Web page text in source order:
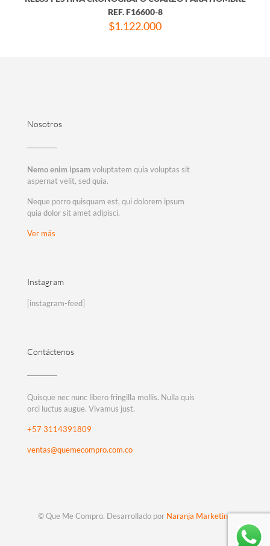
REF. F16600-8
$1.122.000
Nosotros
Nemo enim ipsam voluptatem quia voluptas sit
aspernat velit, sed quia.
Neque porro quisquam est, qui dolorem ipsum
quia dolor sit amet adipisci.
Ver más
Instagram
[instagram-feed]
Contáctenos
Quisque nec nunc libero fringilla mollis. Nulla quis
orci luctus augue. Vivamus just.
+57 3114391809
ventas@quemecompro.com.co
© Que Me Compro. Desarrollado por Naranja Marketing